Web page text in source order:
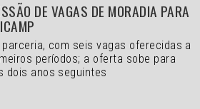
DE VAGAS DE MORADIA PARA
com seis vagas oferecidas a
períodos; a oferta sobe para
dois anos seguintes